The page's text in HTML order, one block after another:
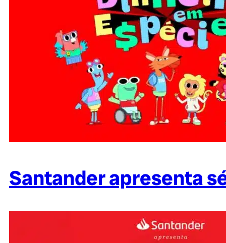
Santander apresenta